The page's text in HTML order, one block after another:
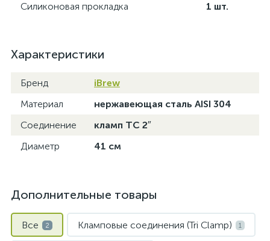
Силиконовая прокладка
1 шт.
Характеристики
Бренд
iBrew
Материал
нержавеющая сталь AISI 304
Соединение
кламп TC 2″
Диаметр
41 см
Дополнительные товары
Все 2 Кламповые соединения (Tri Clamp) 1